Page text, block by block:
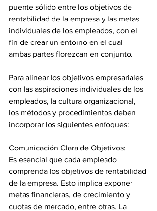
puente sólido entre los objetivos de
rentabilidad de la empresa y las metas
individuales de los empleados, con el
fin de crear un entorno en el cual
ambas partes florezcan en conjunto.
Para alinear los objetivos empresariales
con las aspiraciones individuales de los
empleados, la cultura organizacional,
los métodos y procedimientos deben
incorporar los siguientes enfoques:
Comunicación Clara de Objetivos:
Es esencial que cada empleado
comprenda los objetivos de rentabilidad
de la empresa. Esto implica exponer
metas financieras, de crecimiento y
cuotas de mercado, entre otras. La